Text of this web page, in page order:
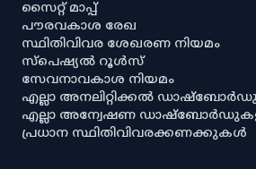
സൈറ്റ് മാപ്പ്
പൗരവകാശ രേഖ
സ്ഥിതിവിവര ശേഖരണ നിയമം
സ്‌പെഷ്യൽ റൂൾസ്
സേവനാവകാശ നിയമം
എല്ലാ അനലിറ്റിക്കൽ
എല്ലാ അന്വേഷണ
പ്രധാന സ്ഥിതിവിവരക്കണക്കുകൾ